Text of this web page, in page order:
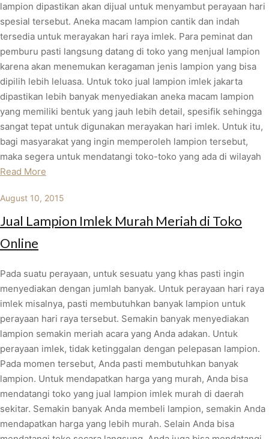
lampion dipastikan akan dijual untuk menyambut perayaan hari
spesial tersebut. Aneka macam lampion cantik dan indah
tersedia untuk merayakan hari raya imlek. Para peminat dan
pemburu pasti langsung datang di toko yang menjual lampion
karena akan menemukan keragaman jenis lampion yang bisa
dipilih lebih leluasa. Untuk toko jual lampion imlek jakarta
dipastikan lebih banyak menyediakan aneka macam lampion
yang memiliki bentuk yang jauh lebih detail, spesifik sehingga
sangat tepat untuk digunakan merayakan hari imlek. Untuk itu,
bagi masyarakat yang ingin memperoleh lampion tersebut,
maka segera untuk mendatangi toko-toko yang ada di wilayah
Read More
August 10, 2015
Jual Lampion Imlek Murah Meriah di Toko
Online
Pada suatu perayaan, untuk sesuatu yang khas pasti ingin
menyediakan dengan jumlah banyak. Untuk perayaan hari raya
imlek misalnya, pasti membutuhkan banyak lampion untuk
perayaan hari raya tersebut. Semakin banyak menyediakan
lampion semakin meriah acara yang Anda adakan. Untuk
perayaan imlek, tidak ketinggalan dengan pelepasan lampion.
Pada momen tersebut, Anda pasti membutuhkan banyak
lampion. Untuk mendapatkan harga yang murah, Anda bisa
mendatangi toko yang jual lampion imlek murah di daerah
sekitar. Semakin banyak Anda membeli lampion, semakin Anda
mendapatkan harga yang lebih murah. Selain Anda bisa